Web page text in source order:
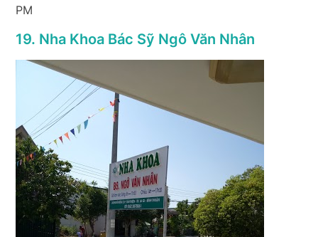
PM
19. Nha Khoa Bác Sỹ Ngô Văn Nhân